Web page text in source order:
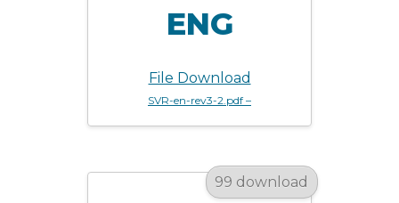
ENG
File Download
SVR-en-rev3-2.pdf –
99 download